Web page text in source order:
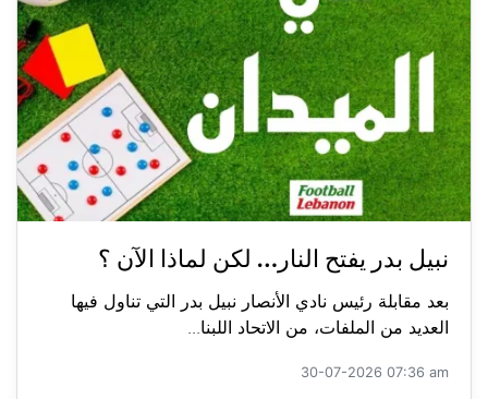
نبيل بدر يفتح النار… لكن لماذا الآن ؟
بعد مقابلة رئيس نادي الأنصار نبيل بدر التي تناول فيها
العديد من الملفات، من الاتحاد اللبنا...
30-07-2026 07:36 am